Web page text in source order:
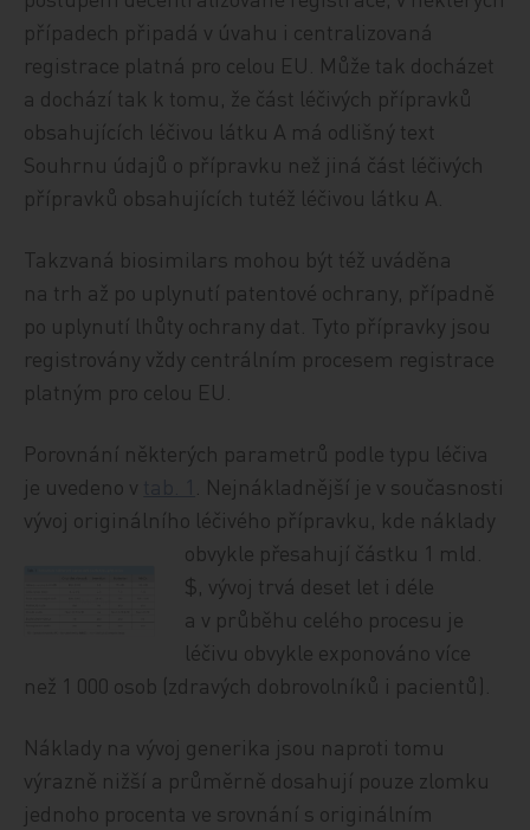
případech připadá v úvahu i centralizovaná
registrace platná pro celou EU. Může tak docházet
a dochází tak k tomu, že část léčivých přípravků
obsahujících léčivou látku A má odlišný text
Souhrnu údajů o přípravku než jiná část léčivých
přípravků obsahujících tutéž léčivou látku A.
Takzvaná biosimilars mohou být též uváděna
na trh až po uplynutí patentové ochrany, případně
po uplynutí lhůty ochrany dat. Tyto přípravky jsou
registrovány vždy centrálním procesem registrace
platným pro celou EU.
Porovnání některých parametrů podle typu léčiva
je uvedeno v
. Nejnákladnější je v současnosti
vývoj originálního léčivého přípravku, kde náklady
obvykle přesahují částku 1 mld.
$, vývoj trvá deset let i déle
a v průběhu celého procesu je
léčivu obvykle exponováno více
než 1 000 osob (zdravých dobrovolníků i pacientů).
Náklady na vývoj generika jsou naproti tomu
výrazně nižší a průměrně dosahují pouze zlomku
jednoho procenta ve srovnání s originálním